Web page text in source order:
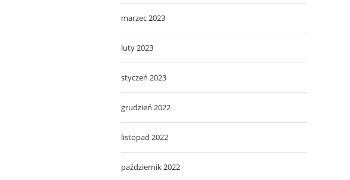
marzec 2023
luty 2023
styczeń 2023
grudzień 2022
listopad 2022
październik 2022